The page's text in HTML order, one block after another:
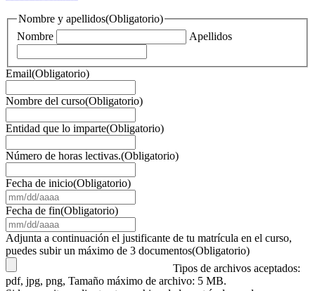
Nombre y apellidos(Obligatorio)
Nombre
Apellidos
Email(Obligatorio)
Nombre del curso(Obligatorio)
Entidad que lo imparte(Obligatorio)
Número de horas lectivas.(Obligatorio)
Fecha de inicio(Obligatorio)
barra
DD
barra
AAAA
Fecha de fin(Obligatorio)
barra
DD
Adjunta a continuación el justificante de tu matrícula en el curso,
puedes subir un máximo de 3 documentos(Obligatorio)
Tipos de archivos aceptados:
pdf, jpg, png, Tamaño máximo de archivo: 5 MB.